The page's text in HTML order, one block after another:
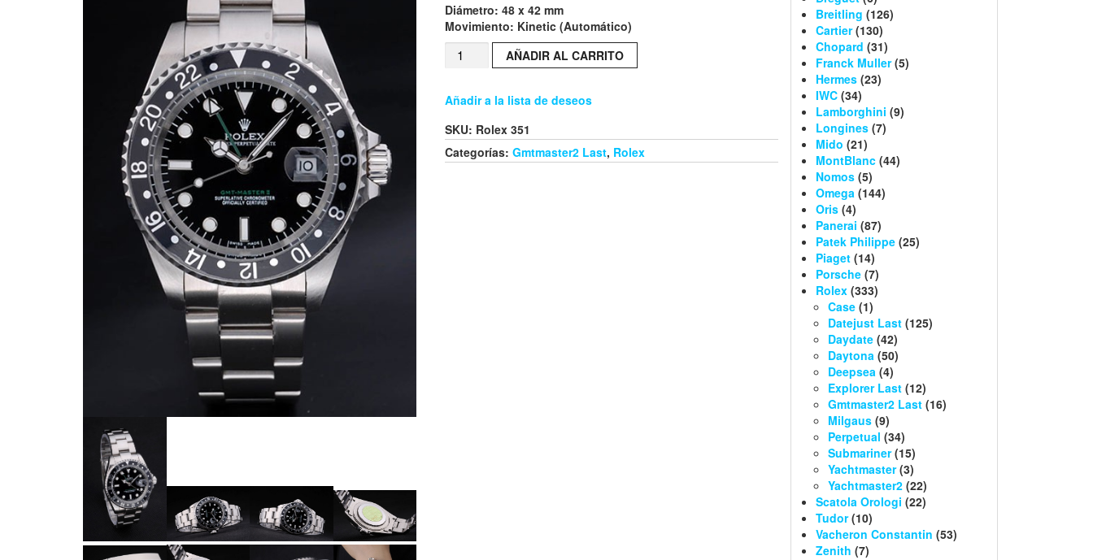
Diámetro: 48 x 42 mm
Movimiento: Kinetic (Automático)
AÑADIR AL CARRITO
Añadir a la lista de deseos
SKU: Rolex 351
Categorías: Gmtmaster2 Last, Rolex
Breitling (126)
Cartier (130)
Chopard (31)
Franck Muller (5)
Hermes (23)
IWC (34)
Lamborghini (9)
Longines (7)
Mido (21)
MontBlanc (44)
Nomos (5)
Omega (144)
Oris (4)
Panerai (87)
Patek Philippe (25)
Piaget (14)
Porsche (7)
Rolex (333)
Case (1)
Datejust Last (125)
Daydate (42)
Daytona (50)
Deepsea (4)
Explorer Last (12)
Gmtmaster2 Last (16)
Milgaus (9)
Perpetual (34)
Submariner (15)
Yachtmaster (3)
Yachtmaster2 (22)
Scatola Orologi (22)
Tudor (10)
Vacheron Constantin (53)
Zenith (7)